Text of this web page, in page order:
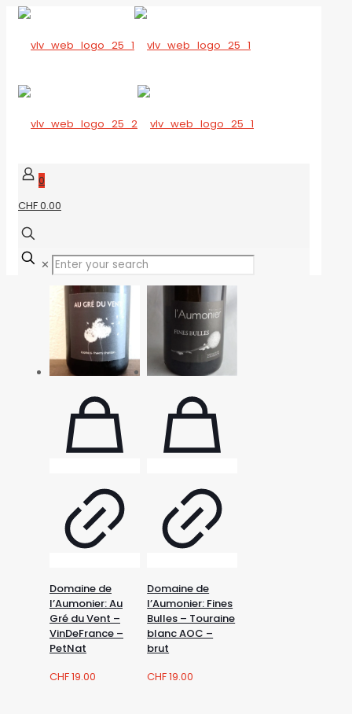
0
CHF 0.00
✕
Domaine de
l’Aumonier: Au
Gré du Vent –
VinDeFrance –
PetNat
CHF19.00
Domaine de
l’Aumonier: Fines
Bulles – Touraine
blanc AOC –
brut
CHF19.00